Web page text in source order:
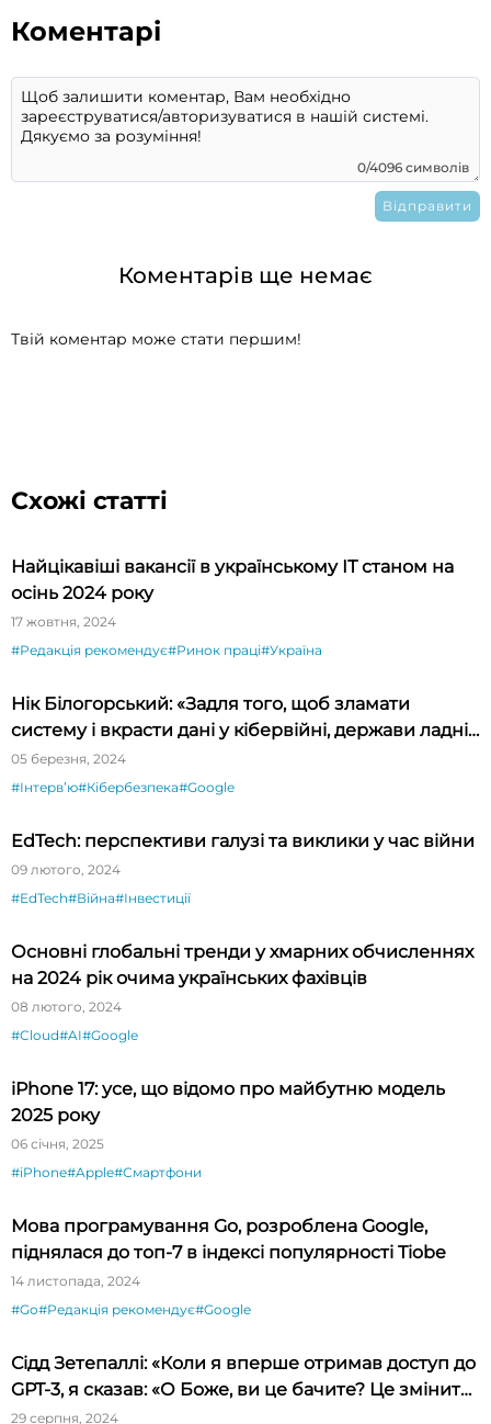
Коментарі
0/4096 символів
Коментарів ще немає
Твій коментар може стати першим!
Схожі статті
Найцікавіші вакансії в українському ІТ станом на
осінь 2024 року
17 жовтня, 2024
#Редакція рекомендує#Ринок праці#Україна
Нік Білогорський: «Задля того, щоб зламати
систему і вкрасти дані у кібервійні, держави ладні
платити за zero-day exploit мільйони доларів»
05 березня, 2024
#Інтервʼю#Кібербезпека#Google
EdTech: перспективи галузі та виклики у час війни
09 лютого, 2024
#EdTech#Війна#Інвестиції
Основні глобальні тренди у хмарних обчисленнях
на 2024 рік очима українських фахівців
08 лютого, 2024
#Cloud#AI#Google
iPhone 17: усе, що відомо про майбутню модель
2025 року
06 січня, 2025
#iPhone#Apple#Смартфони
Мова програмування Go, розроблена Google,
піднялася до топ-7 в індексі популярності Tiobe
14 листопада, 2024
#Go#Редакція рекомендує#Google
Сідд Зетепаллі: «Коли я вперше отримав доступ до
GPT-3, я сказав: «О Боже, ви це бачите? Це змінить
світ!»
29 серпня, 2024